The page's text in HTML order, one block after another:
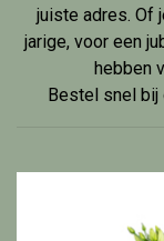
juiste adres. Of
jarige, voor een
hebben
Bestel snel bij